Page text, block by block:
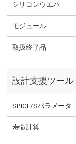
シリコンウエハ
モジュール
取扱終了品
設計支援ツール
SPICE/Sパラメータ
寿命計算